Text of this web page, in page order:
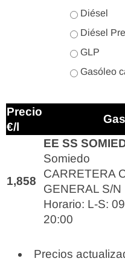
Diésel
Diésel
GLP
Gasóleo
Precio
€/l
1,858
EE SS
Somiedo
CARRETERA
GENERAL S/
Horario: L-S:
20:00
Precios